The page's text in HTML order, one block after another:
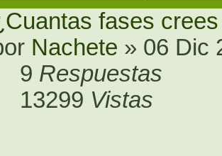
fases
Nachete » 06 Dic
9 Respuestas
13299 Vistas